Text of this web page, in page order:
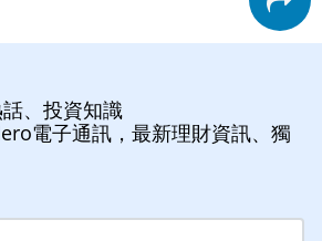
、投資知識
電子通訊，最新理財資訊、獨